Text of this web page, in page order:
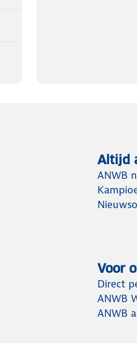
Altijd
ANWB
Voor
Direct
ANWB
ANWB